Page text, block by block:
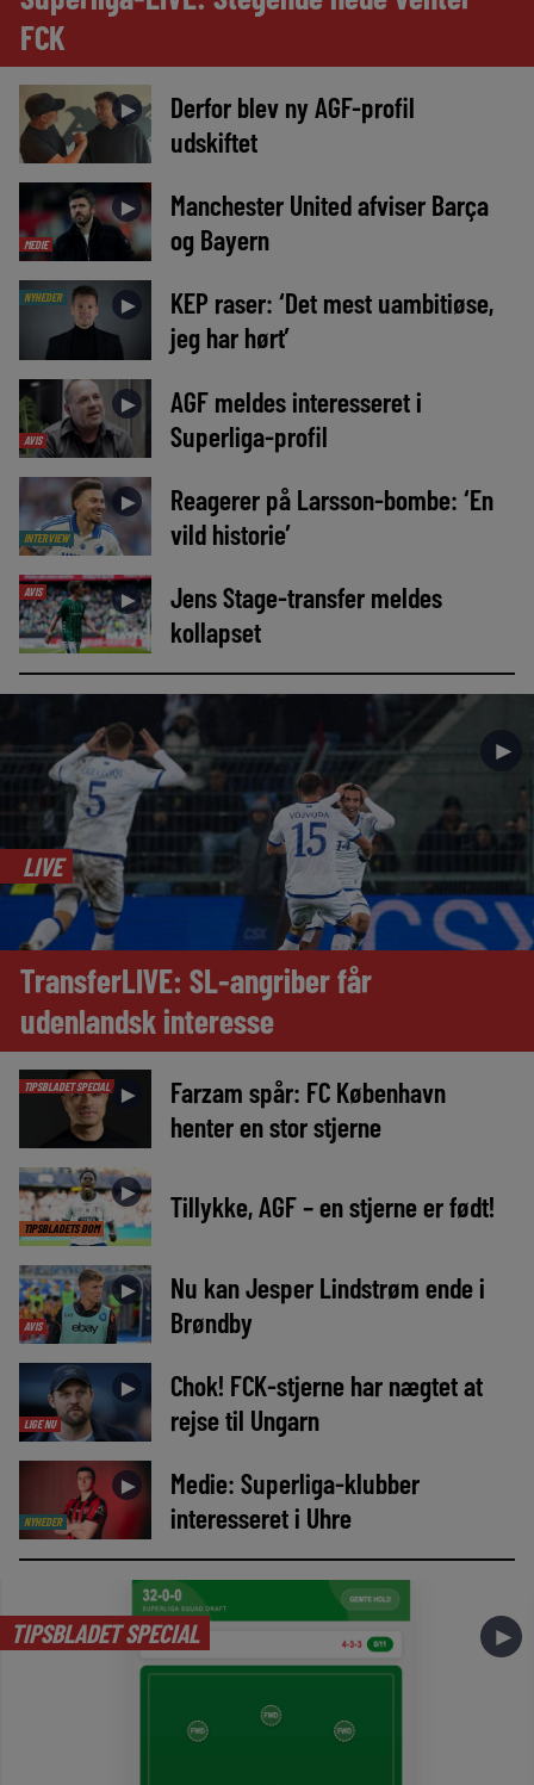
FCK
►
Derfor blev ny AGF-profil
udskiftet
MEDIE
►
Manchester United afviser Barça
og Bayern
NYHEDER ►
KEP raser: ‘Det mest uambitiøse,
jeg har hørt’
AVIS
►
AGF meldes interesseret i
Superliga-profil
INTERVIEW
►
Reagerer på Larsson-bombe: ‘En
vild historie’
AVIS ►
Jens Stage-transfer meldes
kollapset
►
LIVE
TransferLIVE: SL-angriber får
udenlandsk interesse
TIPSBLADET SPECIAL ►
Farzam spår: FC København
henter en stor stjerne
TIPSBLADETS DOM
► Tillykke, AGF – en stjerne er født!
AVIS
►
Nu kan Jesper Lindstrøm ende i
Brøndby
LIGE NU
►
Chok! FCK-stjerne har nægtet at
rejse til Ungarn
NYHEDER
►
Medie: Superliga-klubber
interesseret i Uhre
TIPSBLADET SPECIAL ►